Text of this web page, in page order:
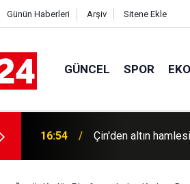
Günün Haberleri Arşiv Sitene Ekle
GÜNCEL SPOR
16:49 Bakan Uraloğlu: